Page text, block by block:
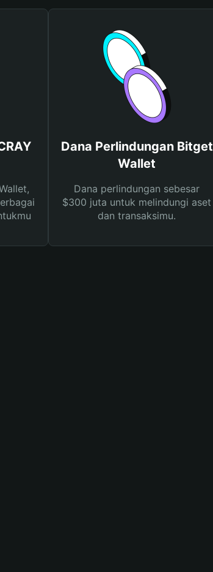
Dana Perlindungan Bitget
Wallet
Dana perlindungan sebesar
$300 juta untuk melindungi aset
dan transaksimu.